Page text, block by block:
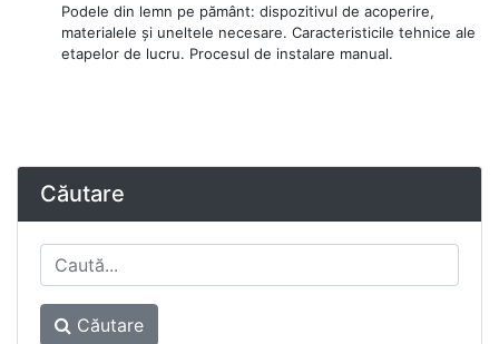
Podele din lemn pe pământ: dispozitivul de acoperire,
materialele și uneltele necesare. Caracteristicile tehnice ale
etapelor de lucru. Procesul de instalare manual.
Căutare
Căutare